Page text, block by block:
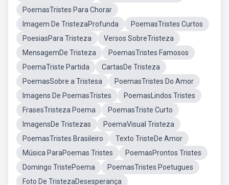
PoemasTristes Para Chorar
Imagem De TristezaProfunda
PoemasTristes Curtos
PoesiasPara Tristeza
Versos SobreTristeza
MensagemDe Tristeza
PoemasTristes Famosos
PoemaTriste Partida
CartasDe Tristeza
PoemasSobre a Tristesa
PoemasTristes Do Amor
Imagens De PoemasTristes
PoemasLindos Tristes
FrasesTristeza Poema
PoemasTriste Curto
ImagensDe Tristezas
PoemaVisual Tristeza
PoemasTristes Brasileiro
Texto TristeDe Amor
Música ParaPoemas Tristes
PoemasProntos Tristes
Domingo TristePoema
PoemasTristes Poetugues
Foto De TristezaDesesperança